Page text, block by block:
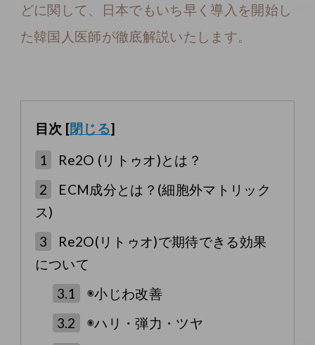
どに関して、日本でもいち早く導入を開始し
た韓国人医師が徹底解説いたします。
目次 [閉じる]
1
Re2O (リトゥオ)とは？
2
ECM成分とは？(細胞外マトリック
ス)
3
Re2O(リトゥオ)で期待できる効果
について
3.1
◉小じわ改善
3.2
◉ハリ・弾力・ツヤ